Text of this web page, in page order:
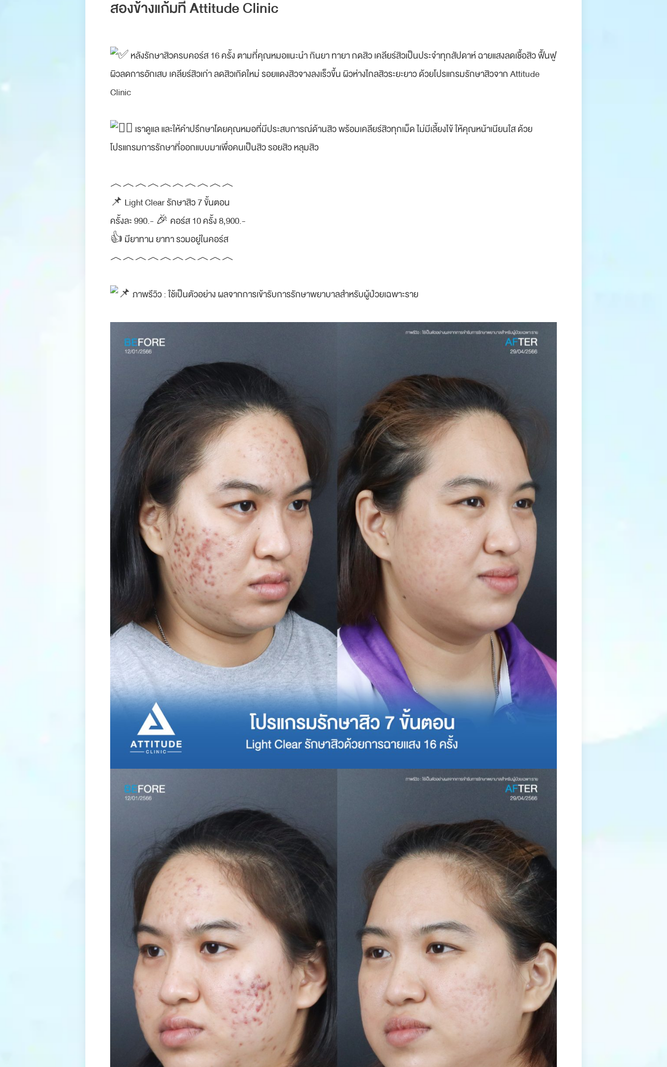
สองข้างแก้มที่ Attitude Clinic
หลังรักษาสิวครบคอร์ส 16 ครั้ง ตามที่คุณหมอแนะนำ กินยา ทายา กดสิว เคลียร์สิวเป็นประจำทุกสัปดาห์ ฉายแสงลดเชื้อสิว ฟื้นฟู
ผิวลดการอักเสบ เคลียร์สิวเก่า ลดสิวเกิดใหม่ รอยแดงสิวจางลงเร็วขึ้น ผิวห่างไกลสิวระยะยาว ด้วยโปรแกรมรักษาสิวจาก Attitude
Clinic
เราดูแล และให้คำปรึกษาโดยคุณหมอที่มีประสบการณ์ด้านสิว พร้อมเคลียร์สิวทุกเม็ด ไม่มีเลี้ยงไข้ ให้คุณหน้าเนียนใส ด้วย
โปรแกรมการรักษาที่ออกแบบมาเพื่อคนเป็นสิว รอยสิว หลุมสิว
︿︿︿︿︿︿︿︿︿︿
📌 Light Clear รักษาสิว 7 ขั้นตอน
ครั้งละ 990.- 🎉 คอร์ส 10 ครั้ง 8,900.-
👍 มียาทาน ยาทา รวมอยู่ในคอร์ส
︿︿︿︿︿︿︿︿︿︿
ภาพรีวิว : ใช้เป็นตัวอย่าง ผลจากการเข้ารับการรักษาพยาบาลสำหรับผู้ป่วยเฉพาะราย